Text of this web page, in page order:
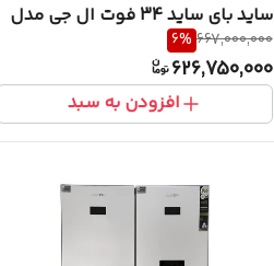
ساید بای ساید 34 فوت ال جی مدل
X39
667,000,000
6%
626,750,000
افزودن به سبد